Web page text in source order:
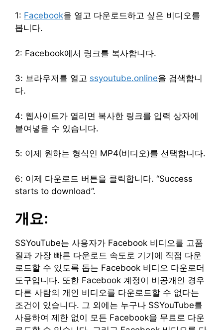
1: Facebook을 열고 다운로드하고 싶은 비디오를
봅니다.
2: Facebook에서 링크를 복사합니다.
3: 브라우저를 열고 ssyoutube.online을 검색합니
다.
4: 웹사이트가 열리면 복사한 링크를 입력 상자에
붙여넣을 수 있습니다.
5: 이제 원하는 형식인 MP4(비디오)를 선택합니다.
6: 이제 다운로드 버튼을 클릭합니다. “Success
starts to download”.
개요:
SSYouTube는 사용자가 Facebook 비디오를 고품
질과 가장 빠른 다운로드 속도로 기기에 직접 다운
로드할 수 있도록 돕는 Facebook 비디오 다운로더
도구입니다. 또한 Facebook 계정이 비공개인 경우
다른 사람의 개인 비디오를 다운로드할 수 없다는
조건이 있습니다. 그 외에는 누구나 SSYouTube를
사용하여 제한 없이 모든 Facebook을 무료로 다운